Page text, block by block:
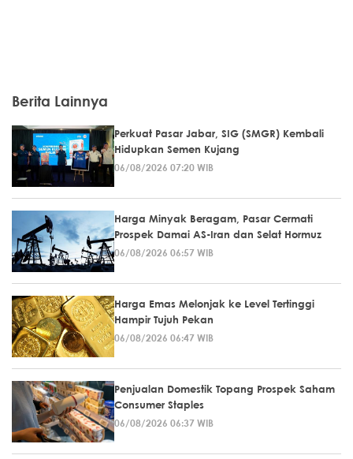
Berita Lainnya
Perkuat Pasar Jabar, SIG (SMGR) Kembali
Hidupkan Semen Kujang
06/08/2026 07:20 WIB
Harga Minyak Beragam, Pasar Cermati
Prospek Damai AS-Iran dan Selat Hormuz
06/08/2026 06:57 WIB
Harga Emas Melonjak ke Level Tertinggi
Hampir Tujuh Pekan
06/08/2026 06:47 WIB
Penjualan Domestik Topang Prospek Saham
Consumer Staples
06/08/2026 06:37 WIB